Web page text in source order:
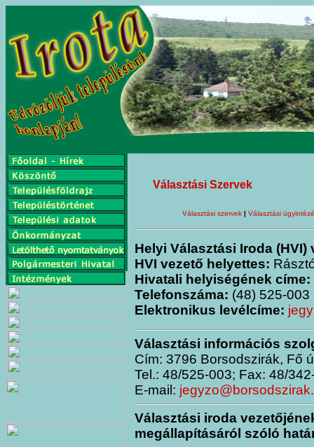
Választási Szervek
Választási szervek | Választási
Helyi Választási Iroda (HVI)
HVI vezető helyettes:
Hivatali helyiségének címe:
Telefonszáma: (48) 525-003
Elektronikus levélcíme:
Választási információs
Cím: 3796 Borsodszirák, Fő
Tel.: 48/525-003; Fax: 48/
E-mail:
Választási iroda
megállapításáról szóló